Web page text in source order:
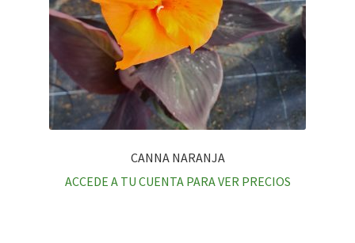
CANNA NARANJA
ACCEDE A TU CUENTA PARA VER PRECIOS